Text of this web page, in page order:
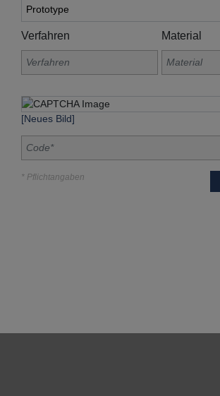
Verfahren Material
[Neues Bild]
* Pflichtangaben